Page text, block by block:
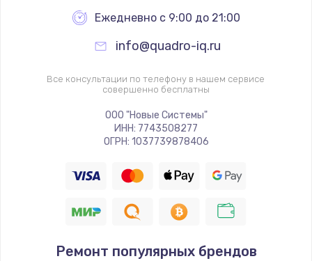
Замена термопредохранителя
700 руб.
Заказать
Замена ТЭНа
2500 руб.
1400 руб.
Ежедневно с 9:00 до 21:00
info@quadro-iq.ru
Все консультации по телефону в нашем сервисе
совершенно бесплатны
ООО "Новые Системы"
ИНН: 7743508277
ОГРН: 1037739878406
Ремонт популярных брендов